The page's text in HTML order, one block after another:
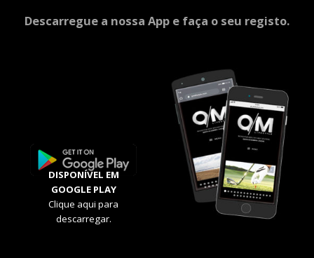
Descarregue a nossa App e faça o seu registo.
DISPONÍVEL EM
GOOGLE PLAY
Clique aqui para
descarregar.